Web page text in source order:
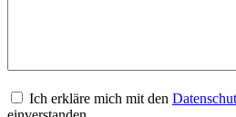
Ich erkläre mich mit den